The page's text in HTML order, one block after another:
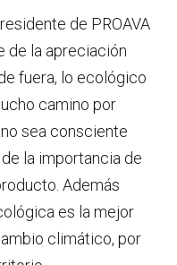
de PROAVA
de la apreciación
fuera, lo ecológico
camino por
sea consciente
la importancia de
Además
es la mejor
climático, por